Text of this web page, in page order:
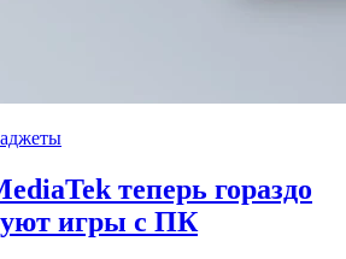
теперь гораздо
игры с ПК